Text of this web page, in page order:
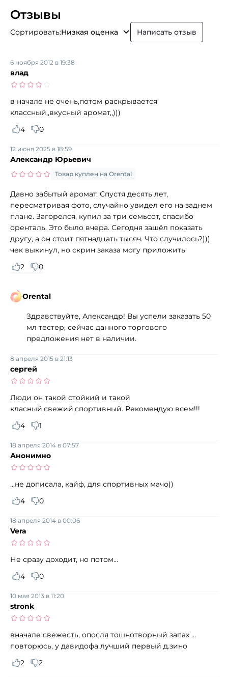
Отзывы
Сортировать:Низкая оценка Написать отзыв
влад
6 ноября 2012 в 19:38
в начале не очень,потом раскрывается
классный,,вкусный аромат,,)))
4
0
Александр Юрьевич
12 июня 2025 в 18:59
Товар куплен на Orental
Давно забытый аромат. Спустя десять лет,
пересматривая фото, случайно увидел его на заднем
плане. Загорелся, купил за три семьсот, спасибо
оренталь. Это было вчера. Сегодня зашёл показать
другу, а он стоит пятнадцать тысяч. Что случилось?)))
чек выкинул, но скрин заказа могу приложить
2
0
Orental
Здравствуйте, Александр! Вы успели заказать 50
мл тестер, сейчас данного торгового
предложения нет в наличии.
сергей
8 апреля 2015 в 21:13
Люди он такой стойкий и такой
класный,свежий,спортивный. Рекомендую всем!!!
4
1
Анонимно
18 апреля 2014 в 07:57
...не дописала, кайф, для спортивных мачо))
4
0
Vera
18 апреля 2014 в 00:06
Не сразу доходит, но потом...
4
0
stronk
10 мая 2013 в 11:20
вначале свежесть, опосля тошнотворный запах ...
повторюсь, у давидофа лучший первый д.зино
2
2